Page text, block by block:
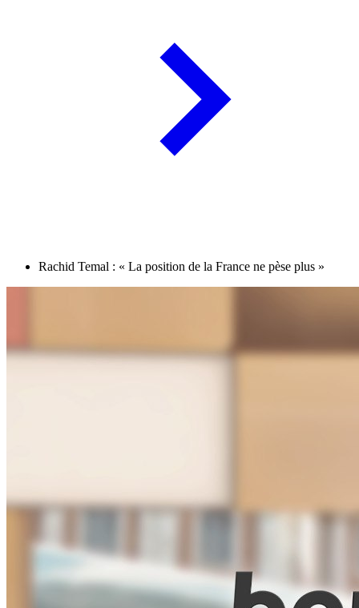
Rachid Temal : « La position de la France ne pèse plus »